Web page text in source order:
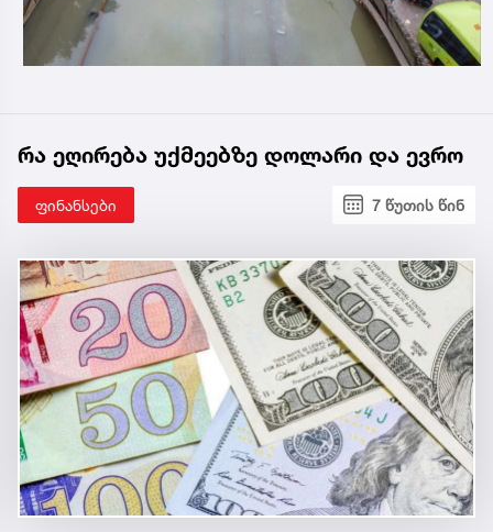
რა ეღირება უქმეებზე დოლარი და ევრო
ფინანსები 7 წუთის წინ